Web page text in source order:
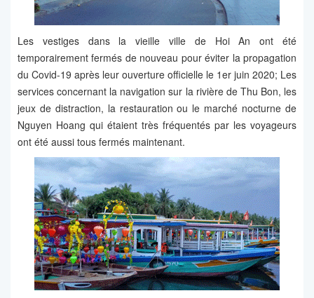
Les vestiges dans la vieille ville de Hoi An ont été
temporairement fermés de nouveau pour éviter la propagation
du Covid-19 après leur ouverture officielle le 1er juin 2020; Les
services concernant la navigation sur la rivière de Thu Bon, les
jeux de distraction, la restauration ou le marché nocturne de
Nguyen Hoang qui étaient très fréquentés par les voyageurs
ont été aussi tous fermés maintenant.